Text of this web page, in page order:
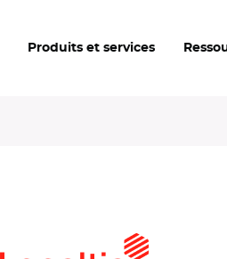
Produits et services